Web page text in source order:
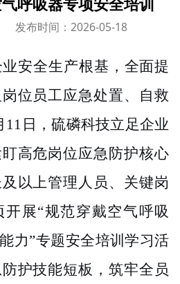
发布时间：2026-05-18
安全生产根基，全面提
位员工应急处置、自救
11 日，硫磷科技立足企业
高危岗位应急防护核心
以上管理人员、关键岗
开展“规范穿戴空气呼吸
力”专题安全培训学习活
护技能短板，筑牢全员